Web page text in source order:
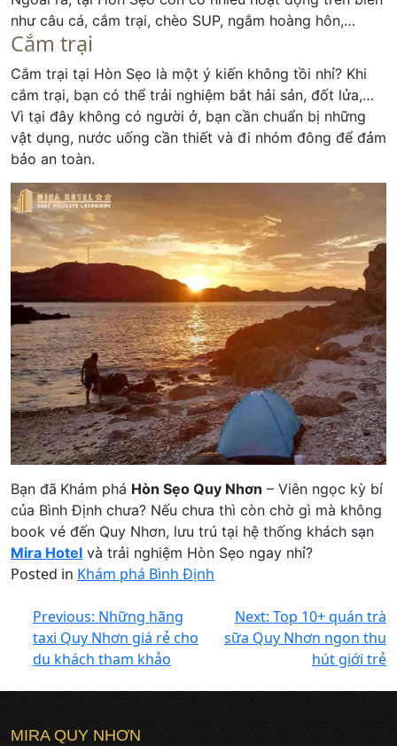
như câu cá, cắm trại, chèo SUP, ngắm hoàng hôn,…
Cắm trại
Cắm trại tại Hòn Sẹo là một ý kiến không tồi nhỉ? Khi
cắm trại, bạn có thể trải nghiệm bắt hải sản, đốt lửa,…
Vì tại đây không có người ở, bạn cần chuẩn bị những
vật dụng, nước uống cần thiết và đi nhóm đông để đảm
bảo an toàn.
Bạn đã Khám phá Hòn Sẹo Quy Nhơn – Viên ngọc kỳ bí
của Bình Định chưa? Nếu chưa thì còn chờ gì mà không
book vé đến Quy Nhơn, lưu trú tại hệ thống khách sạn
Mira Hotel và trải nghiệm Hòn Sẹo ngay nhỉ?
Posted in Khám phá Bình Định
Previous: Những hãng
taxi Quy Nhơn giá rẻ cho
du khách tham khảo
Next: Top 10+ quán trà
sữa Quy Nhơn ngon thu
hút giới trẻ
MIRA QUY NHƠN